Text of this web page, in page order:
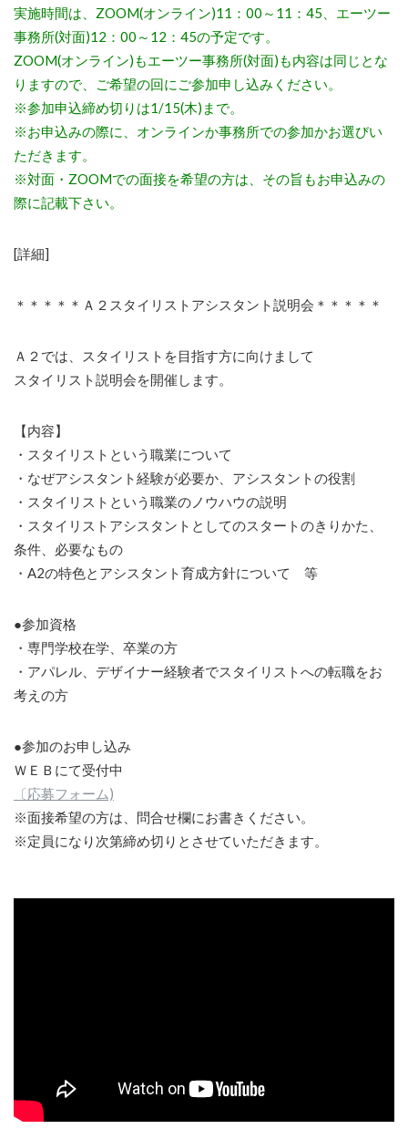
実施時間は、ZOOM(オンライン)11：00～11：45、エーツー
事務所(対面)12：00～12：45の予定です。
ZOOM(オンライン)もエーツー事務所(対面)も内容は同じとな
りますので、ご希望の回にご参加申し込みください。
※参加申込締め切りは1/15(木)まで。
※お申込みの際に、オンラインか事務所での参加かお選びい
ただきます。
※対面・ZOOMでの面接を希望の方は、その旨もお申込みの
際に記載下さい。
[詳細]
＊＊＊＊＊Ａ２スタイリストアシスタント説明会＊＊＊＊＊
Ａ２では、スタイリストを目指す方に向けまして
スタイリスト説明会を開催します。
【内容】
・スタイリストという職業について
・なぜアシスタント経験が必要か、アシスタントの役割
・スタイリストという職業のノウハウの説明
・スタイリストアシスタントとしてのスタートのきりかた、
条件、必要なもの
・A2の特色とアシスタント育成方針について 等
●参加資格
・専門学校在学、卒業の方
・アパレル、デザイナー経験者でスタイリストへの転職をお
考えの方
●参加のお申し込み
ＷＥＢにて受付中
〔応募フォーム)
※面接希望の方は、問合せ欄にお書きください。
※定員になり次第締め切りとさせていただきます。